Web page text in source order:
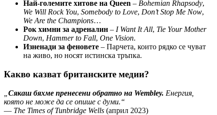
Най-големите хитове на Queen – Bohemian Rhapsody,
We Will Rock You, Somebody to Love, Don’t Stop Me Now,
We Are the Champions…
Рок химни за адреналин – I Want It All, Tie Your Mother
Down, Hammer to Fall, One Vision.
Изненади за феновете – Парчета, които рядко се чуват
на живо, но носят истинска тръпка.
Какво казват британските медии?
Сякаш бяхме пренесени обратно на Wembley. Енергия,
която не може да се опише с думи.“
— The Times of Tunbridge Wells (април 2023)